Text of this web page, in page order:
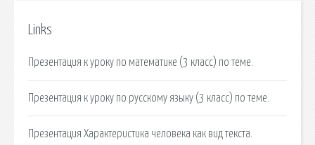
Links
Презентация к уроку по математике (3 класс) по теме.
Презентация к уроку по русскому языку (3 класс) по теме.
Презентация Характеристика человека как вид текста.